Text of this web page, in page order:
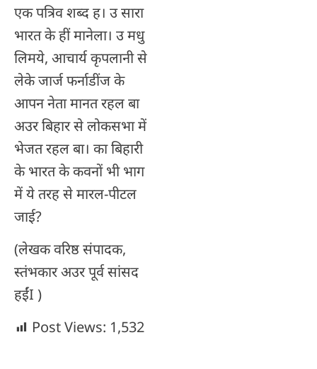
एक पत्रिव शब्द ह। उ सारा
भारत के हीं मानेला। उ मधु
लिमये, आचार्य कृपलानी से
लेके जार्ज फर्नाडींज के
आपन नेता मानत रहल बा
अउर बिहार से लोकसभा में
भेजत रहल बा। का बिहारी
के भारत के कवनों भी भाग
में ये तरह से मारल-पीटल
जाई?
(लेखक वरिष्ठ संपादक,
स्तंभकार अउर पूर्व सांसद
हईंI )
Post Views: 1,532